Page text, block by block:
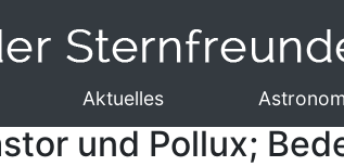
Aktuelles
und Pollux;